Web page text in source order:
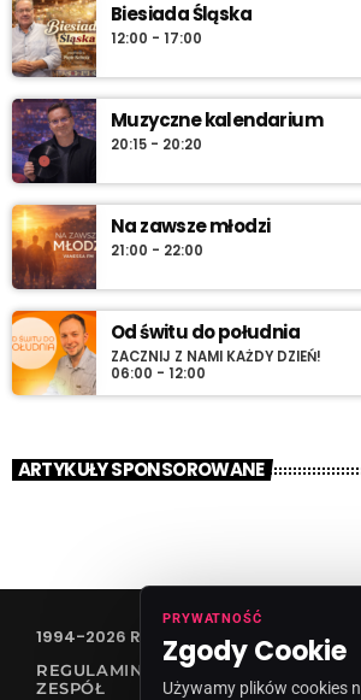
Biesiada Śląska
12:00 - 17:00
Muzyczne kalendarium
20:15 - 20:20
Na zawsze młodzi
21:00 - 22:00
Od świtu do południa
ZACZNIJ Z NAMI KAŻDY DZIEŃ!
06:00 - 12:00
ARTYKUŁY SPONSOROWANE
1994-2026 RADIO VANESSA SPÓŁKA Z O.O
REGULAMIN KONKURSÓW
ZESPÓŁ
PRYWATNOŚĆ
Zgody Cookie
Używamy plików cookies